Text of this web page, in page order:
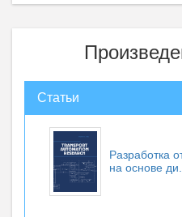
Статьи
Разработка
на основе ди...